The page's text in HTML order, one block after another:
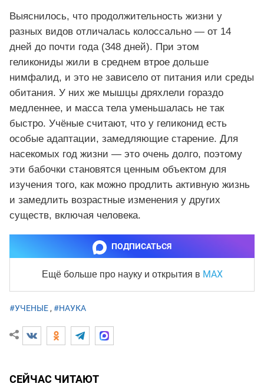
Выяснилось, что продолжительность жизни у
разных видов отличалась колоссально — от 14
дней до почти года (348 дней). При этом
геликониды жили в среднем втрое дольше
нимфалид, и это не зависело от питания или среды
обитания. У них же мышцы дряхлели гораздо
медленнее, и масса тела уменьшалась не так
быстро. Учёные считают, что у геликонид есть
особые адаптации, замедляющие старение. Для
насекомых год жизни — это очень долго, поэтому
эти бабочки становятся ценным объектом для
изучения того, как можно продлить активную жизнь
и замедлить возрастные изменения у других
существ, включая человека.
ПОДПИСАТЬСЯ
Ещё больше про науку и открытия в MAX
#УЧЕНЫЕ, #НАУКА
СЕЙЧАС ЧИТАЮТ